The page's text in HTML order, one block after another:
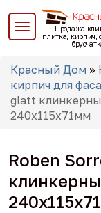
Перейти
основному
Продажа
плитка, кирпич,
Вы
здесь
Красный Дом »
кирпич для
glatt
240x115x71мм
Roben